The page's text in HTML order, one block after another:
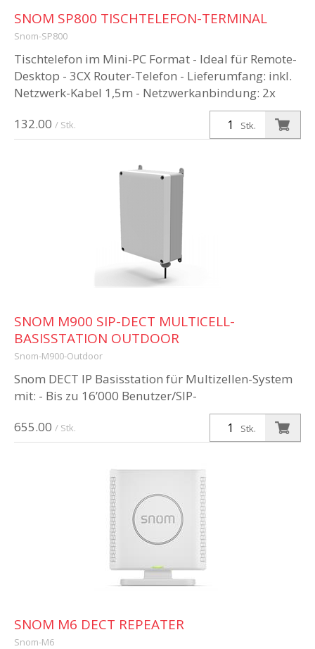
132.00 / Stk. Stk.
SNOM SP800 TISCHTELEFON-TERMINAL
Snom-SP800
Tischtelefon im Mini-PC Format - Ideal für Remote-
Desktop - 3CX Router-Telefon - Lieferumfang: inkl.
Netzwerk-Kabel 1,5m - Netzwerkanbindung: 2x
655.00 / Stk. Stk.
SNOM M900 SIP-DECT MULTICELL-
BASISSTATION OUTDOOR
Snom-M900-Outdoor
Snom DECT IP Basisstation für Multizellen-System
mit: - Bis zu 16’000 Benutzer/SIP-
Accounts/Mobilteile - Bis zu 4’000 Basisstationen -
Bis zu 100 Repeater - Bis zu 60 Ges...
SNOM M6 DECT REPEATER
Snom-M6